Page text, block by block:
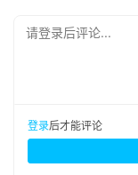
请登录后评论...
登录后才能评论